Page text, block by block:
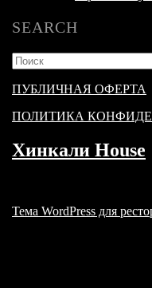
сыром
SEARCH
Найти:
ПУБЛИЧНАЯ ОФЕРТА
ПОЛИТИКА
Хинкали House
Тема WordPress для